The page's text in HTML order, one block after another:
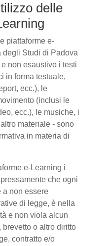
delle
piattaforme e-
degli Studi di Padova
non esaustivo i testi
in forma testuale,
ecc.), le
(inclusi le
ecc.), le musiche, i
materiale - sono
in materia di
e-Learning i
che ogni
a non essere
di legge, è nella
e non viola alcun
o altro diritto
contratto e/o